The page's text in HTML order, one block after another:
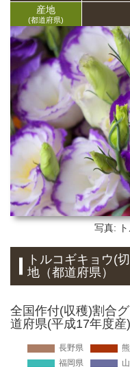
産地
(都道府県)
写真:
トルコギキョウ(
地 （都道府県）
全国作付(収穫)割合
道府県(平成17年度産)